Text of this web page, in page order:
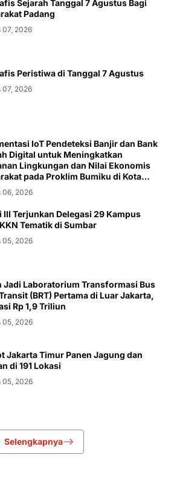
Sejarah Tanggal 7 Agustus Bagi
Padang
07, 2026
Peristiwa di Tanggal 7 Agustus
07, 2026
IoT Pendeteksi Banjir dan Bank
Digital untuk Meningkatkan
Lingkungan dan Nilai Ekonomis
pada Proklim Bumiku di Kota
06, 2026
III Terjunkan Delegasi 29 Kampus
Tematik di Sumbar
05, 2026
Jadi Laboratorium Transformasi Bus
(BRT) Pertama di Luar Jakarta,
Rp 1,9 Triliun
05, 2026
Jakarta Timur Panen Jagung dan
di 191 Lokasi
05, 2026
Selengkapnya